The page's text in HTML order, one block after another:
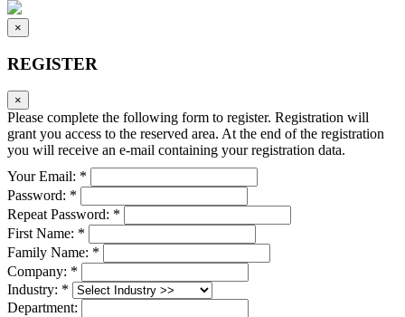
×
REGISTER
×
Please complete the following form to register. Registration will
grant you access to the reserved area. At the end of the registration
you will receive an e-mail containing your registration data.
Your Email: *
Password: *
Repeat Password: *
First Name: *
Family Name: *
Company: *
Industry: *
Department: